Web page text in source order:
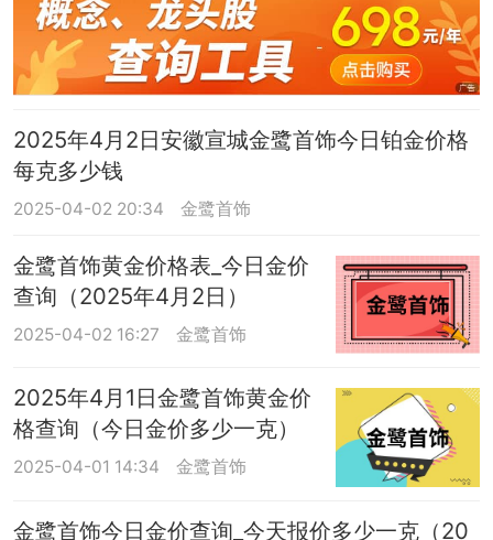
2025年4月2日安徽宣城金鹭首饰今日铂金价格
每克多少钱
2025-04-02 20:34 金鹭首饰
金鹭首饰黄金价格表_今日金价
查询（2025年4月2日）
2025-04-02 16:27 金鹭首饰
2025年4月1日金鹭首饰黄金价
格查询（今日金价多少一克）
2025-04-01 14:34 金鹭首饰
金鹭首饰今日金价查询_今天报价多少一克（20